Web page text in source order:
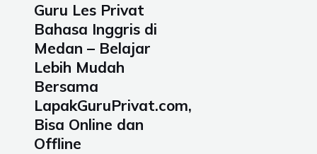
Guru Les Privat
Bahasa Inggris di
Medan – Belajar
Lebih Mudah
Bersama
LapakGuruPrivat.com,
Bisa Online dan
Offline